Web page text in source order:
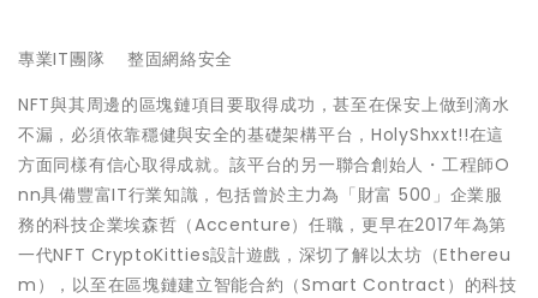
專業IT團隊 整固網絡安全
NFT與其周邊的區塊鏈項目要取得成功，甚至在保安上做到滴水
不漏，必須依靠穩健與安全的基礎架構平台，HolyShxxt!!在這
方面同樣有信心取得成就。該平台的另一聯合創始人・工程師O
nn具備豐富IT行業知識，包括曾於主力為「財富 500」企業服
務的科技企業埃森哲（Accenture）任職，更早在2017年為第
一代NFT CryptoKitties設計遊戲，深切了解以太坊（Ethereu
m），以至在區塊鏈建立智能合約（Smart Contract）的科技